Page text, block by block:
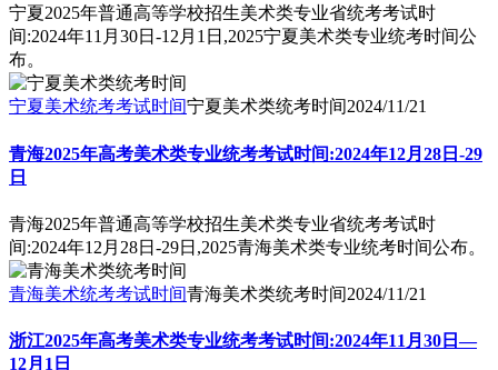
宁夏2025年普通高等学校招生美术类专业省统考考试时
间:2024年11月30日-12月1日,2025宁夏美术类专业统考时间公
布。
宁夏美术统考考试时间宁夏美术类统考时间2024/11/21
青海2025年高考美术类专业统考考试时间:2024年12月28日-29
日
青海2025年普通高等学校招生美术类专业省统考考试时
间:2024年12月28日-29日,2025青海美术类专业统考时间公布。
青海美术统考考试时间青海美术类统考时间2024/11/21
浙江2025年高考美术类专业统考考试时间:2024年11月30日—
12月1日